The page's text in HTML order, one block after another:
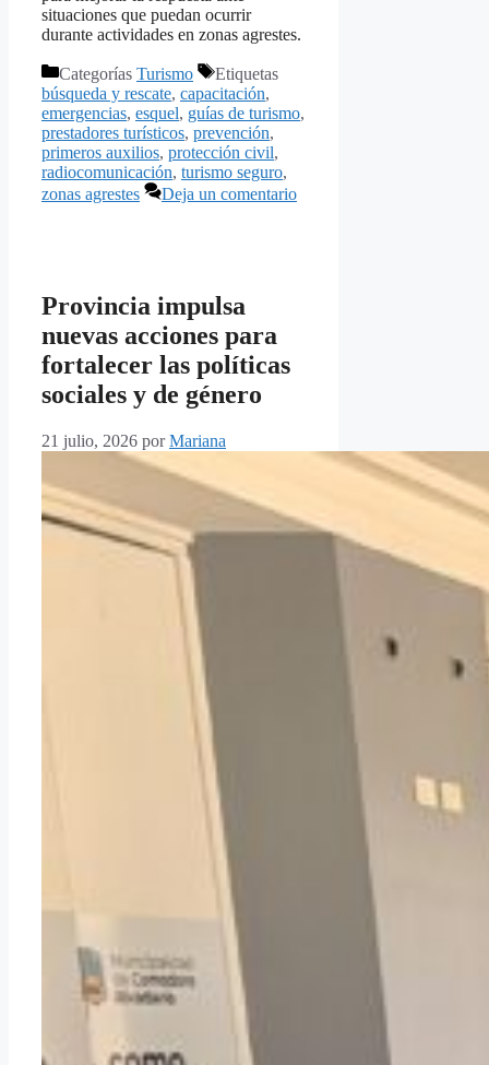
situaciones que puedan ocurrir
durante actividades en zonas agrestes.
Categorías Turismo
Etiquetas
búsqueda y rescate, capacitación,
emergencias, esquel, guías de turismo,
prestadores turísticos, prevención,
primeros auxilios, protección civil,
radiocomunicación, turismo seguro,
zonas agrestes
Deja un comentario
Provincia impulsa
nuevas acciones para
fortalecer las políticas
sociales y de género
21 julio, 2026 porMariana